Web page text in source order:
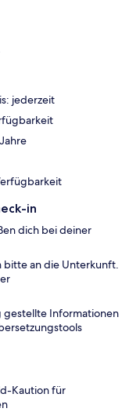
jederzeit
in
dich bei deiner
bitte an die Unterkunft.
gestellte Informationen
Kaution für